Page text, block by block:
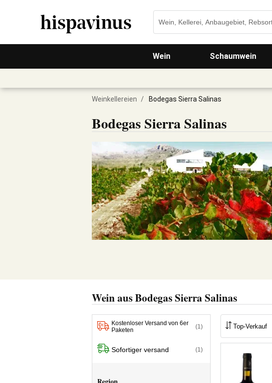
Wein Schaumwein
Weinkellereien / Bodegas Sierra Salinas
Bodegas Sierra Salinas
Wein aus Bodegas Sierra Salinas
Kostenloser Versand von 6er
Paketen
(1)
Sofortiger versand (1)